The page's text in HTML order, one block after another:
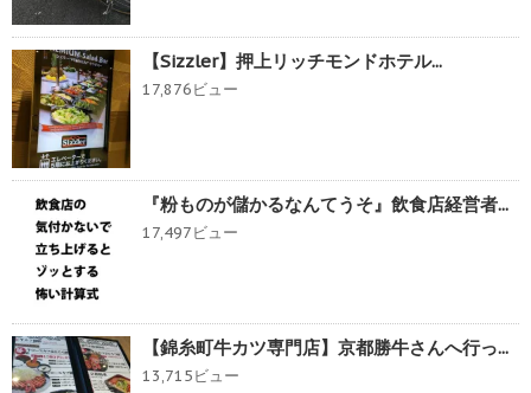
【Sizzler】押上リッチモンドホテル...
17,876ビュー
『粉ものが儲かるなんてうそ』飲食店経営者...
17,497ビュー
【錦糸町牛カツ専門店】京都勝牛さんへ行っ...
13,715ビュー